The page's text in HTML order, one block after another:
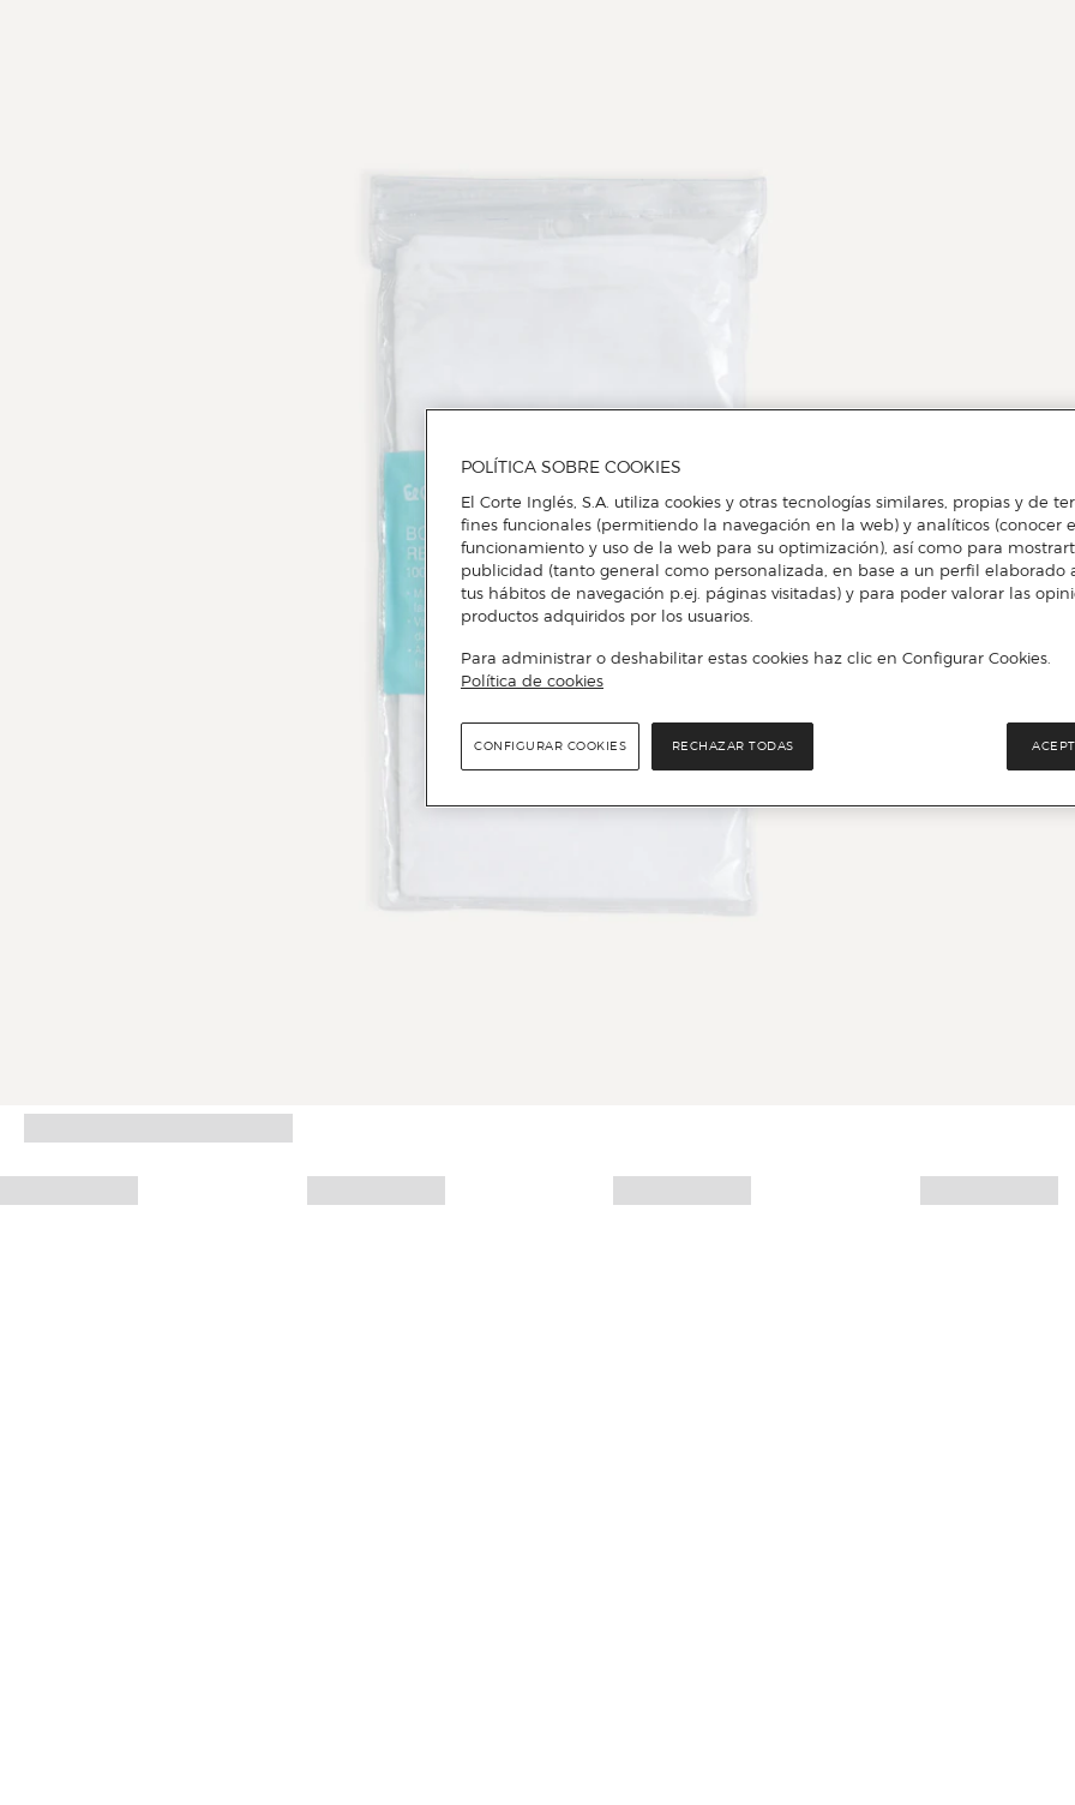
POLÍTICA SOBRE COOKIES
El Corte Inglés, S.A. utiliza cookies y otras tecnologías similares, propias y de
fines funcionales (permitiendo la navegación en la web) y analíticos (conocer
funcionamiento y uso de la web para su optimización), así como para
publicidad (tanto general como personalizada, en base a un perfil elaborado
tus hábitos de navegación p.ej. páginas visitadas) y para poder valorar las
productos adquiridos por los usuarios.
Para administrar o deshabilitar estas cookies haz clic en Configurar Cookies.
Política de cookies
RECHAZAR TODAS
CONFIGURAR COOKIES